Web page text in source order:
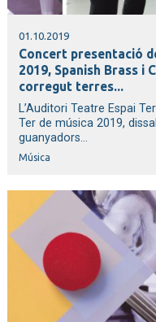
01.10.2019
Concert presentació
2019, Spanish Brass i
corregut terres...
L’Auditori Teatre Espai
Ter de música 2019,
guanyadors...
Música